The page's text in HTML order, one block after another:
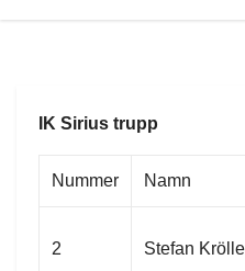
IK Sirius trupp
Nummer Namn
2 Stefan